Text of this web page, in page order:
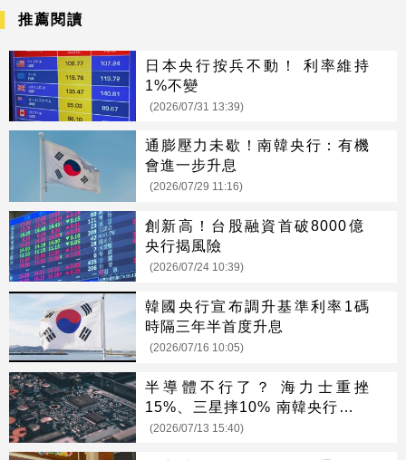
推薦閱讀
日本央行按兵不動！ 利率維持
1%不變
(2026/07/31 13:39)
通膨壓力未歇！南韓央行：有機
會進一步升息
(2026/07/29 11:16)
創新高！台股融資首破8000億
央行揭風險
(2026/07/24 10:39)
韓國央行宣布調升基準利率1碼
時隔三年半首度升息
(2026/07/16 10:05)
半導體不行了？ 海力士重挫
15%、三星摔10% 南韓央行說話
了
(2026/07/13 15:40)